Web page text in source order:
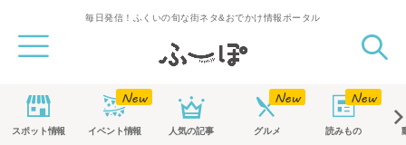
毎日発信！ふくいの旬な街ネタ&おでかけ情報ポータル
スポット情報 イベント情報 人気の記事 グルメ 読みもの